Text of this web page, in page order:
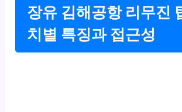
장유 김해공항 리무진
치별 특징과 접근성